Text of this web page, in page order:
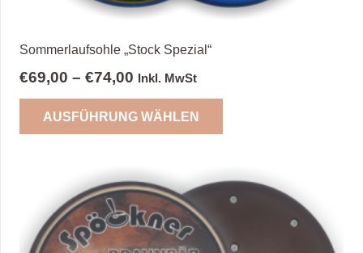
Sommerlaufsohle „Stock Spezial“
€69,00 – €74,00 Inkl. MwSt
AUSFÜHRUNG WÄHLEN
Varianten
auf.
Optionen